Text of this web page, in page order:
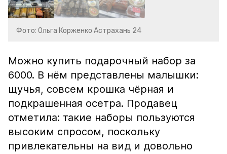
Фото: Ольга Корженко Астрахань 24
Можно купить подарочный набор за
6000. В нём представлены малышки:
щучья, совсем крошка чёрная и
подкрашенная осетра. Продавец
отметила: такие наборы пользуются
высоким спросом, поскольку
привлекательны на вид и довольно